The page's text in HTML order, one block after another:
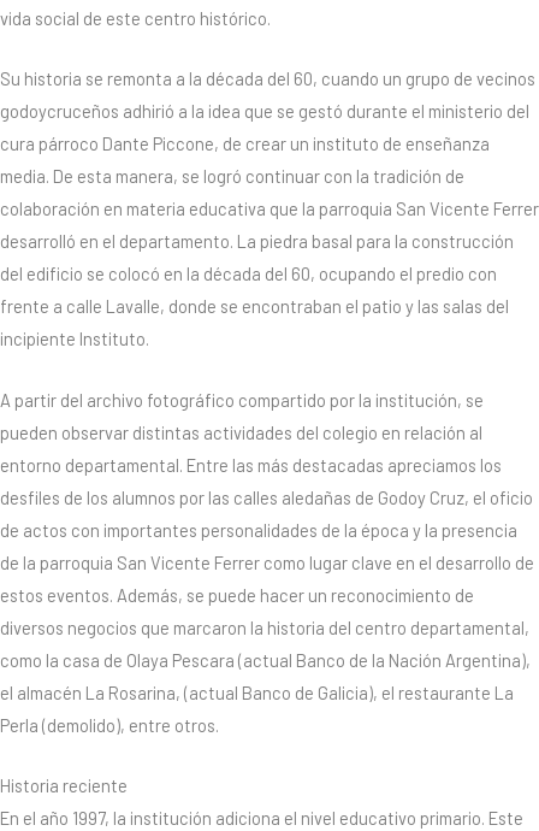
vida social de este centro histórico.
Su historia se remonta a la década del 60, cuando un grupo de vecinos
godoycruceños adhirió a la idea que se gestó durante el ministerio del
cura párroco Dante Piccone, de crear un instituto de enseñanza
media. De esta manera, se logró continuar con la tradición de
colaboración en materia educativa que la parroquia San Vicente Ferrer
desarrolló en el departamento. La piedra basal para la construcción
del edificio se colocó en la década del 60, ocupando el predio con
frente a calle Lavalle, donde se encontraban el patio y las salas del
incipiente Instituto.
A partir del archivo fotográfico compartido por la institución, se
pueden observar distintas actividades del colegio en relación al
entorno departamental. Entre las más destacadas apreciamos los
desfiles de los alumnos por las calles aledañas de Godoy Cruz, el oficio
de actos con importantes personalidades de la época y la presencia
de la parroquia San Vicente Ferrer como lugar clave en el desarrollo de
estos eventos. Además, se puede hacer un reconocimiento de
diversos negocios que marcaron la historia del centro departamental,
como la casa de Olaya Pescara (actual Banco de la Nación Argentina),
el almacén La Rosarina, (actual Banco de Galicia), el restaurante La
Perla (demolido), entre otros.
Historia reciente
En el año 1997, la institución adiciona el nivel educativo primario. Este